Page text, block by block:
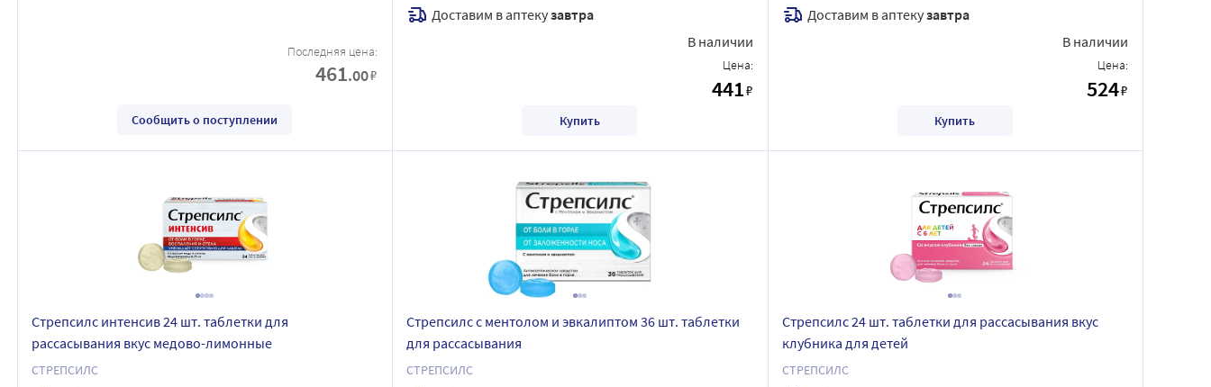
Последняя цена:
461.00₽
Сообщить о поступлении
Доставим в аптекузавтра
В наличии
Цена:
441₽
Купить
Доставим в аптекузавтра
В наличии
Цена:
524₽
Купить
Стрепсилс интенсив 24 шт. таблетки для
рассасывания вкус медово-лимонные
СТРЕПСИЛС
Стрепсилс с ментолом и эвкалиптом 36 шт. таблетки
для рассасывания
СТРЕПСИЛС
Стрепсилс 24 шт. таблетки для рассасывания вкус
клубника для детей
СТРЕПСИЛС